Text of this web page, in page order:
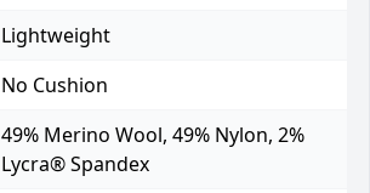
Lightweight
No Cushion
49% Merino Wool, 49% Nylon, 2%
Lycra® Spandex